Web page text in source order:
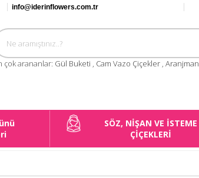
info@iderinflowers.com.tr
çok arananlar: Gül Buketi , Cam Vazo Çiçekler , Aranjman
SÖZ, NİŞAN VE İSTEME
ÇİÇEKLERİ